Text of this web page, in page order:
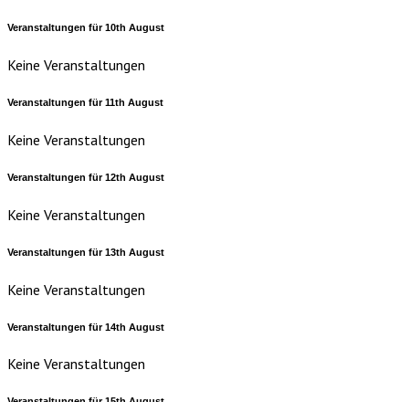
Veranstaltungen für10th August
Keine Veranstaltungen
Veranstaltungen für11th August
Keine Veranstaltungen
Veranstaltungen für12th August
Keine Veranstaltungen
Veranstaltungen für13th August
Keine Veranstaltungen
Veranstaltungen für14th August
Keine Veranstaltungen